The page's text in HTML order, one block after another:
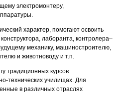
электромонтеру,
характер, помогают освоить
лаборанта, контролера–
механику, машиностроителю,
и животноводу и т.п.
традиционных курсов
технических училищах. Для
в различных отраслях